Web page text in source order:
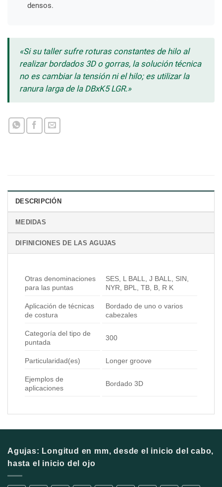
densos.
«Si su taller sufre roturas constantes de hilo al
realizar bordados 3D o gorras, la solución técnica
no es cambiar la tensión ni el hilo; es utilizar la
ranura larga de la DBxK5 LGR.»
DESCRIPCIÓN
MEDIDAS
DIFINICIONES DE LAS AGUJAS
Otras denominaciones
para las puntas
SES, L BALL, J BALL, SIN,
NYR, BPL, TB, B, R K
Aplicación de técnicas
de costura
Bordado de uno o varios
cabezales
Categoría del tipo de
puntada
300
Particularidad(es) Longer groove
Ejemplos de
aplicaciones
Bordado 3D
Agujas: Longitud en mm, desde el inicio del cabo,
hasta el inicio del ojo